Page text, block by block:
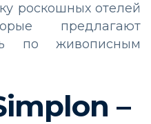
роскошных отелей
предлагают
по живописным
–